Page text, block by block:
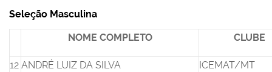
Seleção Masculina
NOME COMPLETO CLUBE
12 ANDRÉ LUIZ DA SILVA ICEMAT/MT